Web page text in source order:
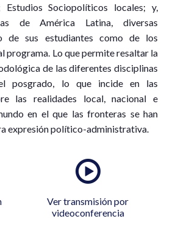
Sociopolíticos locales; y,
de América Latina, diversas
de sus estudiantes como de los
programa. Lo que permite resaltar la
de las diferentes disciplinas
posgrado, lo que incide en las
las realidades local, nacional e
en el que las fronteras se han
expresión político-administrativa.
Ver transmisión por
videoconferencia